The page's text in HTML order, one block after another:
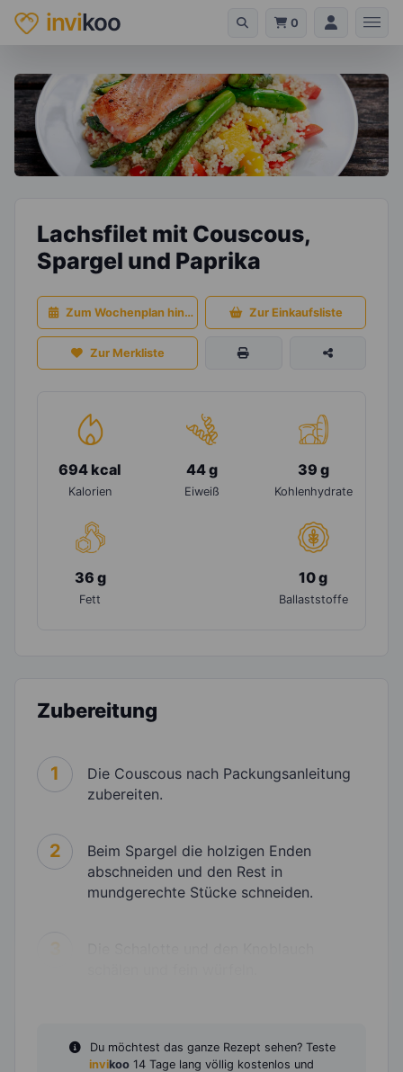
invikoo 0
Lachsfilet mit Couscous,
Spargel und Paprika
Zum Wochenplan hinzufügen Zur Einkaufsliste
Zur Merkliste
694 kcal
Kalorien
44 g
Eiweiß
39 g
Kohlenhydrate
36 g
Fett
10 g
Ballaststoffe
Zubereitung
1
Die Couscous nach Packungsanleitung
zubereiten.
2
Beim Spargel die holzigen Enden
abschneiden und den Rest in
mundgerechte Stücke schneiden.
Du möchtest das ganze Rezept sehen? Teste
invikoo 14 Tage lang völlig kostenlos und